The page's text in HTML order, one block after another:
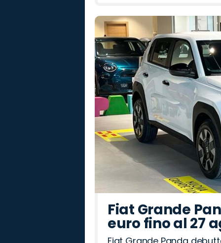
Fiat Grande
euro fino al 27